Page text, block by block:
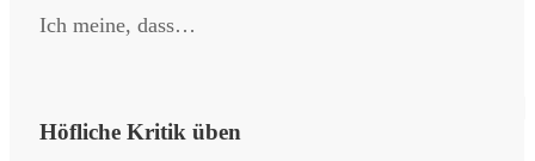
Ich meine, dass…
Höfliche Kritik üben